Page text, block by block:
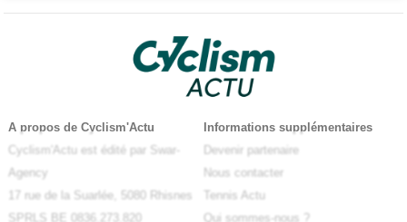
A propos de Cyclism'Actu
Cyclism'Actu est édité par Swar-
Agency
17 rue de la Suarlée, 5080 Rhisnes
SPRLS BE 0836.273.820
Informations supplémentaires
Devenir partenaire
Nous contacter
Tennis Actu
Qui sommes-nous ?